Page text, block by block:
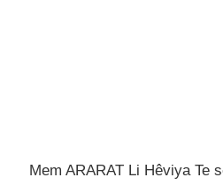
Mem ARARAT Li Hêviya Te